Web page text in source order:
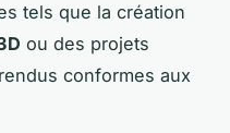
tels que la création
ou des projets
conformes aux